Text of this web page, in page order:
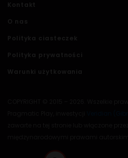
Kontakt
O nas
Polityka ciasteczek
Polityka prywatności
Warunki użytkowania